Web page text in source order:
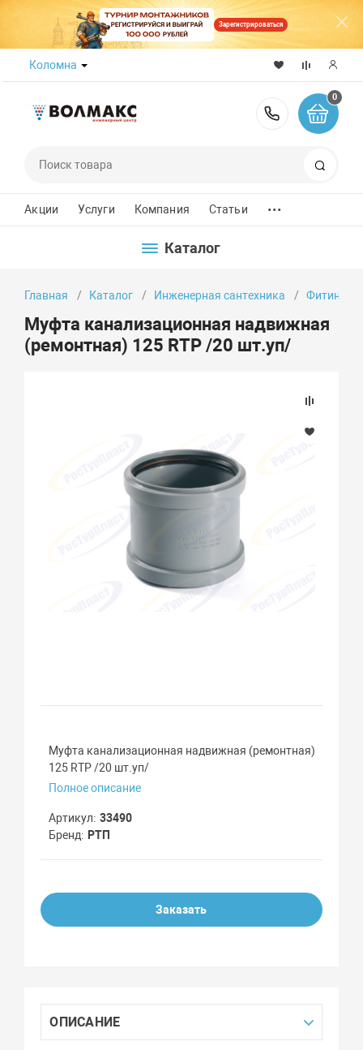
Зарегистрироваться
Коломна
8 (800)
0
Акции Услуги Компания Статьи ...
Каталог
Главная Каталог Инженерная сантехника Фитинги
Муфта канализационная надвижная
(ремонтная) 125 RTP /20 шт.уп/
Муфта канализационная надвижная (ремонтная)
125 RTP /20 шт.уп/
Полное описание
Артикул 33490
Бренд
РТП
Заказать
ОПИСАНИЕ